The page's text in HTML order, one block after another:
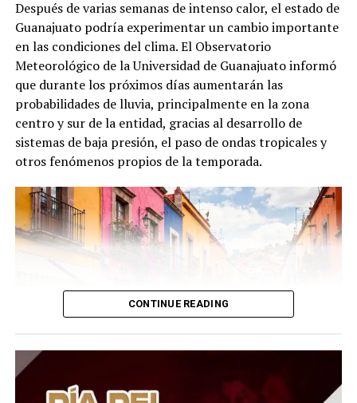
Después de varias semanas de intenso calor, el estado de
Guanajuato podría experimentar un cambio importante
en las condiciones del clima. El Observatorio
Meteorológico de la Universidad de Guanajuato informó
que durante los próximos días aumentarán las
probabilidades de lluvia, principalmente en la zona
centro y sur de la entidad, gracias al desarrollo de
sistemas de baja presión, el paso de ondas tropicales y
otros fenómenos propios de la temporada.
CONTINUE READING